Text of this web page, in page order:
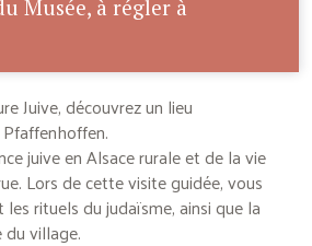
Musée, à régler à
Juive, découvrez un lieu
juive en Alsace rurale et de la vie
Lors de cette visite guidée, vous
rituels du judaïsme, ainsi que la
du village.